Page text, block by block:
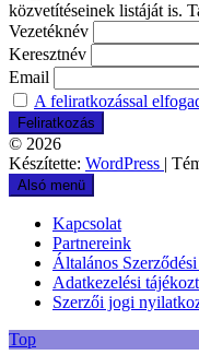
közvetítéseinek listáját is.
Vezetéknév
Keresztnév
Email
A feliratkozással
© 2026
Készítette: WordPress |
Alsó menü
Kapcsolat
Partnereink
Általános
Adatkezelési
Szerzői jogi
Top